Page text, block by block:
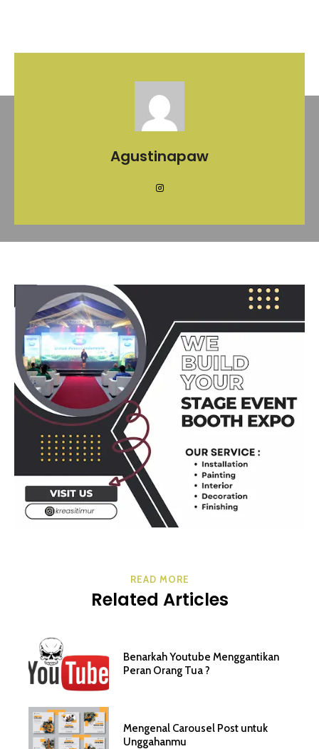
Agustinapaw
READ MORE
Related Articles
Benarkah Youtube Menggantikan
Peran Orang Tua ?
Mengenal Carousel Post untuk
Unggahanmu